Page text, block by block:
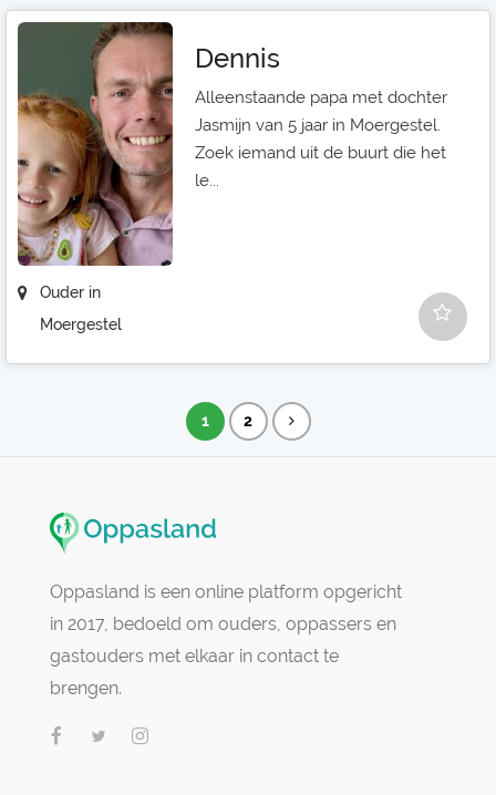
Ouder in
Moergestel
Dennis
Alleenstaande papa met dochter
Jasmijn van 5 jaar in Moergestel.
Zoek iemand uit de buurt die het
le...
1 2
Oppasland is een online platform opgericht
in 2017, bedoeld om ouders, oppassers en
gastouders met elkaar in contact te
brengen.